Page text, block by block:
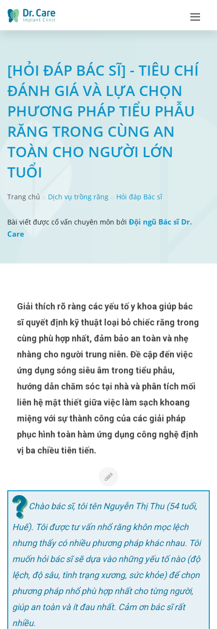
[HỎI ĐÁP BÁC SĨ] - TIÊU CHÍ
ĐÁNH GIÁ VÀ LỰA CHỌN
PHƯƠNG PHÁP TIỂU PHẪU
RĂNG TRONG CÙNG AN
TOÀN CHO NGƯỜI LỚN
TUỔI
Trang chủ Dịch vụ trồng răng Hỏi đáp Bác sĩ
Bài viết được cố vấn chuyên môn bởi Đội ngũ Bác sĩ Dr.
Care
Giải thích rõ ràng các yếu tố y khoa giúp bác
sĩ quyết định kỹ thuật loại bỏ chiếc răng trong
cùng phù hợp nhất, đảm bảo an toàn và nhẹ
nhàng cho người trung niên. Đề cập đến việc
ứng dụng sóng siêu âm trong tiểu phẫu,
hướng dẫn chăm sóc tại nhà và phân tích mối
liên hệ mật thiết giữa việc làm sạch khoang
miệng với sự thành công của các giải pháp
phục hình toàn hàm ứng dụng công nghệ định
vị ba chiều tiên tiến.
Chào bác sĩ, tôi tên Nguyễn Thị Thu (54 tuổi,
Huế). Tôi được tư vấn nhổ răng khôn mọc lệch
nhưng thấy có nhiều phương pháp khác nhau. Tôi
muốn hỏi bác sĩ sẽ dựa vào những yếu tố nào (độ
lệch, độ sâu, tình trạng xương, sức khỏe) để chọn
phương pháp nhổ phù hợp nhất cho từng người,
giúp an toàn và ít đau nhất. Cảm ơn bác sĩ rất
nhiều.